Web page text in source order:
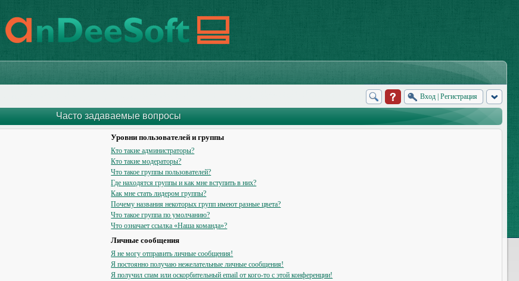
Вход Регистрация
Часто задаваемые вопросы
Уровни пользователей и группы
Кто такие администраторы?
Кто такие модераторы?
Что такое группы пользователей?
Где находятся группы и как мне вступить в них?
Как мне стать лидером группы?
Почему названия некоторых групп имеют разные цвета?
Что такое группа по умолчанию?
Что означает ссылка «Наша команда»?
Личные сообщения
Я не могу отправить личные сообщения!
Я постоянно получаю нежелательные личные сообщения!
Я получил спам или оскорбительный email от кого-то с этой конференции!